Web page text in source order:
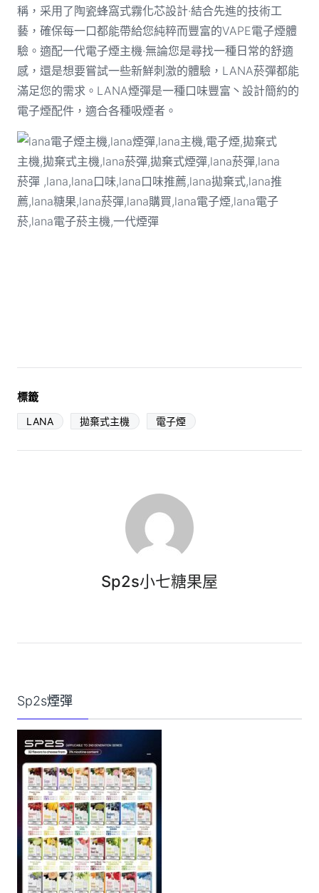
稱，采用了陶瓷蜂窩式霧化芯設計·結合先進的技術工
藝，確保每一口都能帶給您純粹而豐富的VAPE電子煙體
驗。適配一代電子煙主機·無論您是尋找一種日常的舒適
感，還是想要嘗試一些新鮮刺激的體驗，LANA菸彈都能
滿足您的需求。LANA煙彈是一種口味豐富丶設計簡約的
電子煙配件，適合各種吸煙者。
標籤
LANA 拋棄式主機 電子煙
Sp2s小七糖果屋
Sp2s煙彈